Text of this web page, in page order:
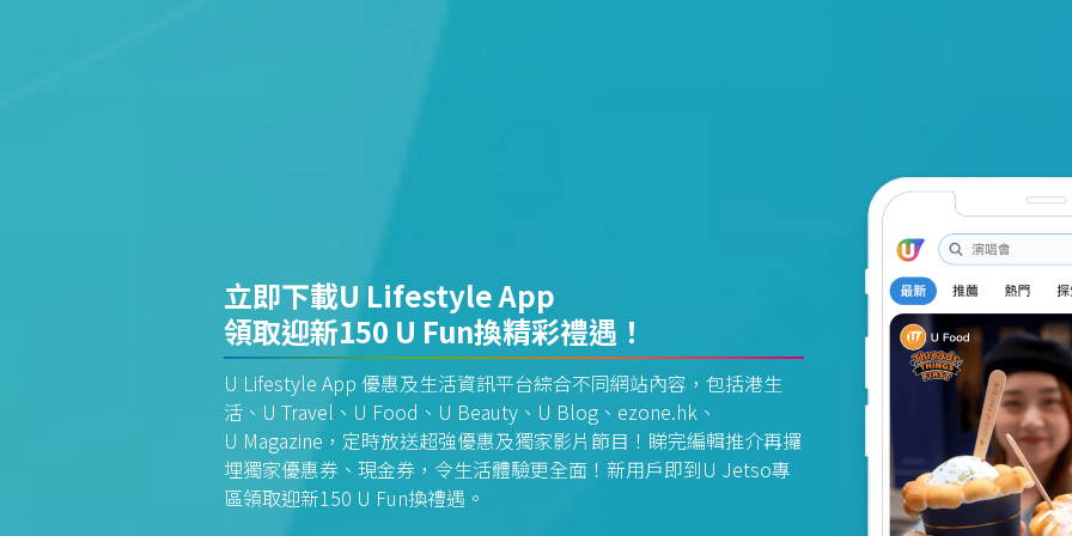
立即下載U Lifestyle App
領取迎新150 U Fun換精彩禮遇！
U Lifestyle App 優惠及生活資訊平台綜合不同網站內容，包括港生
活、U Travel、U Food、U Beauty、U Blog、ezone.hk、
U Magazine，定時放送超強優惠及獨家影片節目！睇完編輯推介再攞
埋獨家優惠券、現金券，令生活體驗更全面！新用戶即到U Jetso專
區領取迎新150 U Fun換禮遇。